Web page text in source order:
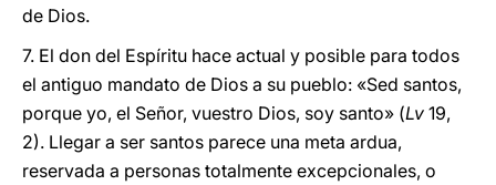
de Dios.
7. El don del Espíritu hace actual y posible para todos
el antiguo mandato de Dios a su pueblo: «Sed santos,
porque yo, el Señor, vuestro Dios, soy santo» (Lv 19,
2). Llegar a ser santos parece una meta ardua,
reservada a personas totalmente excepcionales, o